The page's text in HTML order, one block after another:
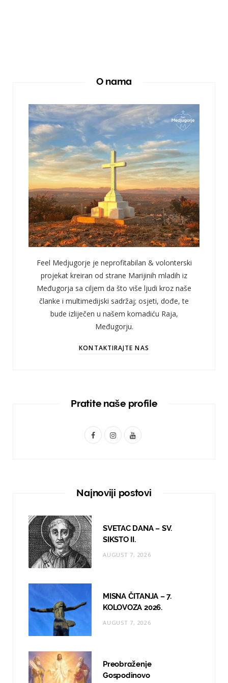
O nama
Feel Medjugorje je neprofitabilan & volonterski
projekat kreiran od strane Marijinih mladih iz
Međugorja sa ciljem da što više ljudi kroz naše
članke i multimedijski sadržaj; osjeti, dođe, te
bude izliječen u našem komadiću Raja,
Međugorju.
KONTAKTIRAJTE NAS
Pratite naše profile
F
I
t
r
a
Y
T
e
Najnoviji postovi
SVETAC DANA – SV.
SIKSTO II.
AUGUST 7, 2026
MISNA ČITANJA – 7.
KOLOVOZA 2026.
AUGUST 7, 2026
Preobraženje
Gospodinovo